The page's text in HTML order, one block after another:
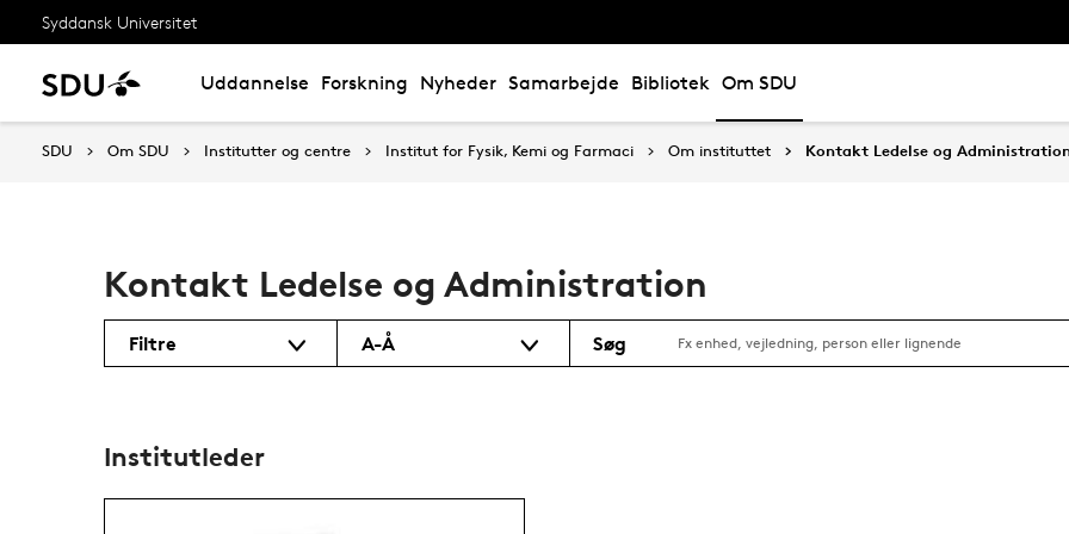
Syddansk Universitet
Uddannelse Forskning Nyheder Samarbejde Bibliotek Om SDU
SDU Om SDU Institutter og centre Institut for Fysik, Kemi og Farmaci Om instituttet Kontakt Ledelse og
Kontakt Ledelse og Administration
Filtre A-Å Søg
Institutleder